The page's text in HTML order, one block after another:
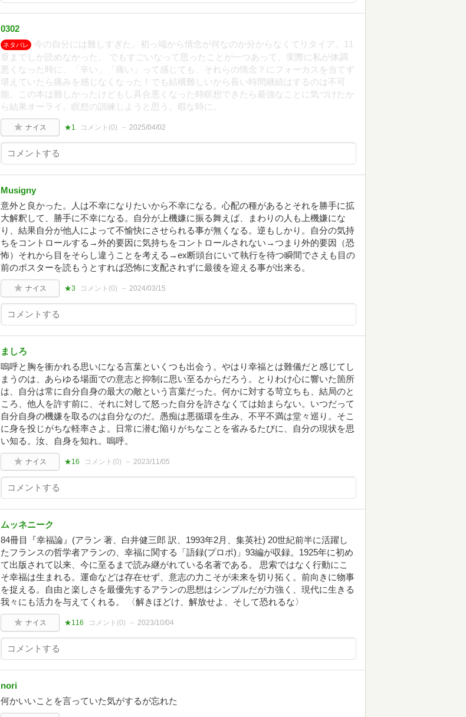
0302
ネタバレ
今の自分には難しすぎた。初っ端から情念が何なのか分からなくてリタイア。11
章までしか読めなかった。 でもすごいなって思ったことが一つあって、実際に私が体調
悪くなった時に、「辛い」「痛い」って感じても、それらの情念？にフォーカスを当てず
堪えていたら痛みを感じなくなった！でも結構難しいから長い時間継続はするのは不可
能。この本は難しかったけどもし具合悪くなった時瞑想できたら最強なことに気づけたか
ら結果オーライ。瞑想の訓練しようと思う。暇な時に。
ナイス ★1 コメント(0) 2025/04/02
Musigny
意外と良かった。人は不幸になりたいから不幸になる。心配の種があるとそれを勝手に拡
大解釈して、勝手に不幸になる。自分が上機嫌に振る舞えば、まわりの人も上機嫌にな
り、結果自分が他人によって不愉快にさせられる事が無くなる。逆もしかり。自分の気持
ちをコントロールする→外的要因に気持ちをコントロールされない→つまり外的要因（恐
怖）それから目をそらし違うことを考える→ex断頭台にいて執行を待つ瞬間でさえも目の
前のポスターを読もうとすれば恐怖に支配されずに最後を迎える事が出来る。
ナイス ★3 コメント(0) 2024/03/15
ましろ
嗚呼と胸を衝かれる思いになる言葉といくつも出会う。やはり幸福とは難儀だと感じてし
まうのは、あらゆる場面での意志と抑制に思い至るからだろう。とりわけ心に響いた箇所
は、自分は常に自分自身の最大の敵という言葉だった。何かに対する苛立ちも、結局のと
ころ、他人を許す前に、それに対して怒った自分を許さなくては始まらない。いつだって
自分自身の機嫌を取るのは自分なのだ。愚痴は悪循環を生み、不平不満は堂々巡り。そこ
に身を投じがちな軽率さよ。日常に潜む陥りがちなことを省みるたびに、自分の現状を思
い知る。汝、自身を知れ。嗚呼。
ナイス ★16 コメント(0) 2023/11/05
ムッネニーク
84冊目『幸福論』(アラン 著、白井健三郎 訳、1993年2月、集英社) 20世紀前半に活躍し
たフランスの哲学者アランの、幸福に関する「語録(プロポ)」93編が収録。1925年に初め
て出版されて以来、今に至るまで読み継がれている名著である。 思索ではなく行動にこ
そ幸福は生まれる。運命などは存在せず、意志の力こそが未来を切り拓く。前向きに物事
を捉える。自由と楽しさを最優先するアランの思想はシンプルだが力強く、現代に生きる
我々にも活力を与えてくれる。 〈解きほどけ、解放せよ、そして恐れるな〉
ナイス ★116 コメント(0) 2023/10/04
nori
何かいいことを言っていた気がするが忘れた